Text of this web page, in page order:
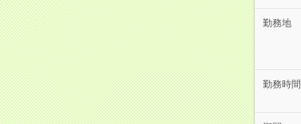
勤務地
勤務時間